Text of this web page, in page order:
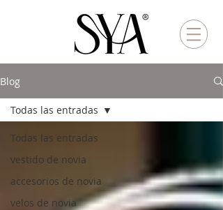
Blog
Todas las entradas
vestido de novia
accesorios de novia
velos de novia
Todas las entradas